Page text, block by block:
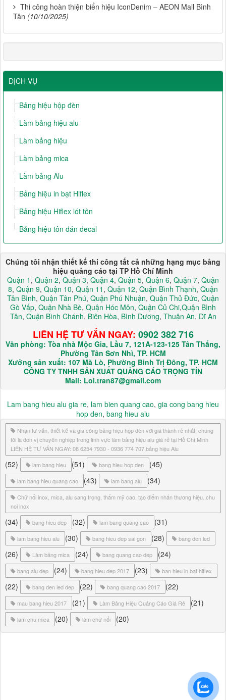
Thi công hoàn thiện biển hiệu IconDenim – AEON Mall Bình
Tân (10/10/2025)
DỊCH VỤ
Bảng hiệu hộp đèn
Làm bảng hiệu alu
Làm bảng hiệu
Làm bảng mica
Làm bảng Alu
Bảng hiệu in bạt Hiflex
Bảng hiệu Hiflex lót tôn
Bảng hiệu tôn dán decal
Chúng tôi nhận thiết kế thi công tất cả những hạng mục bảng
hiệu quảng cáo tại TP Hồ Chí Minh
Quận 1 , Quận 2, Quận 3, Quận 4, Quận 5, Quận 6, Quận 7, Quận
8, Quận 9, Quận 10, Quận 11 , Quận 12, Quận Bình Thạnh, Quận
Tân Bình, Quận Tân Phú, Quận Phú Nhuận, Quận Thủ Đức, Quận
Gò Vấp, Quận Nhà Bè, Quận Hóc Môn, Quận Củ Chi,Quận Bình
Tân, Quận Bình Chánh, Biên Hòa, Bình Dương, Thuận An, Dĩ An
LIÊN HỆ TƯ VẤN NGAY: 0902 382 716
Văn phòng: Tòa nhà Mộc Gia, Lầu 7, 121A-123-125 Tân Thắng,
Phường Tân Sơn Nhì, TP. HCM
Xưởng sản xuất: 107 Mã Lò, Phường Bình Trị Đông, TP. HCM
CÔNG TY TNHH SẢN XUẤT QUẢNG CÁO TRỌNG TÍN
Mail: Loi.tran87@gmail.com
Lam bang hieu alu gia re, lam bien quang cao, gia cong bang hieu
hop den, bang hieu alu
Nhận tư vấn, thiết kế và gia công bảng hiệu hộp đèn với giá thành rẻ nhất, chúng
tôi là đơn vị chuyên nghiệp trong lĩnh vực làm bảng hiệu alu giá rẻ tại Hồ Chí Minh
LIÊN HỆ TƯ VẤN NGAY: 08 6254 7930 - 0936 774 707,bảng hiệu Alu
(52) lam bang hieu (51) bang hieu hop den (45)
lam bang hieu quang cao (43) lam bang alu (34)
Chữ nổi inox, mica, alu sang trọng, thẩm mỹ cao, tạo điểm nhấn thương hiệu.,chu
noi inox
(34) bang hieu dep (32) lam bang quang cao (31)
lam bang hieu alu (30) bang hieu dep sai gon (28) bang den led
(26) Làm bảng mica (24) bang quang cao dep (24)
bang alu dep (24) bang hieu dep 2017 (23) ban hieu in bat hiflex
(22) bang den led dep (22) bang quang cao 2017 (22)
mau bang hieu 2017 (21) Làm Bảng Hiệu Quảng Cáo Giá Rẻ (21)
lam chu mica (20) làm chữ nổi (20)